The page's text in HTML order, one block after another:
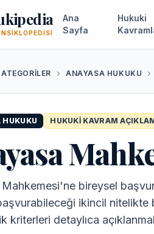
Ana
Sayfa
Hukuki
ANAYASA HUKUKU
HUKUKI KAVRAM
bireysel
ikincil nitelikte
kriterleri detaylıca